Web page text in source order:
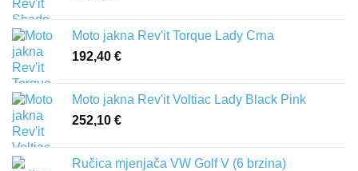
Moto jakna Rev'it Torque Lady Crna
192,40 €
Moto jakna Rev'it Voltiac Lady Black Pink
252,10 €
Ručica mjenjača VW Golf V (6 brzina)